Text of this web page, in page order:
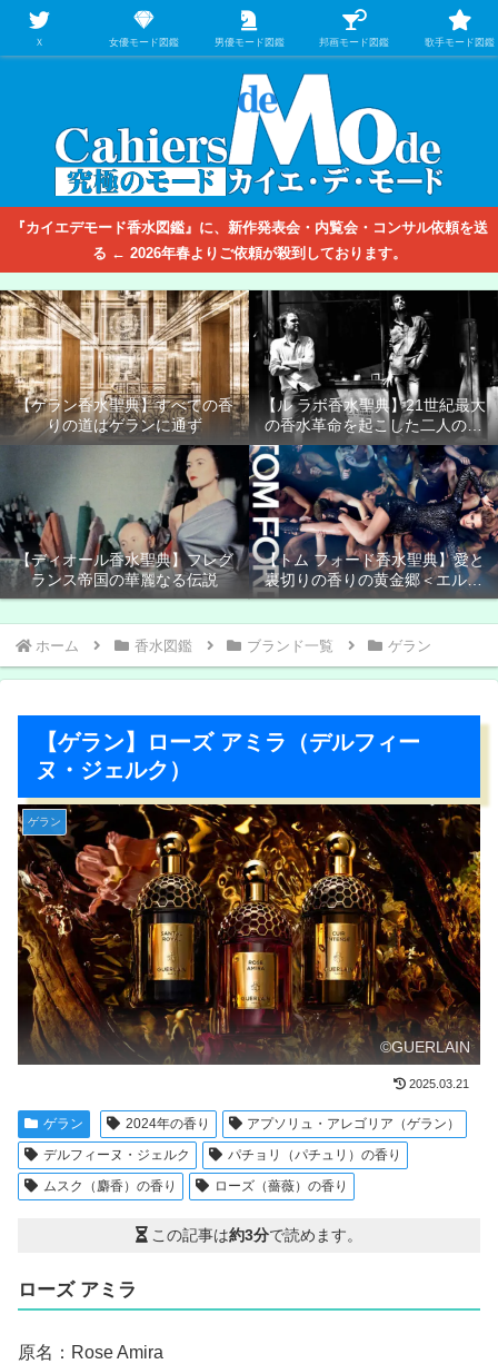
【映画/音楽の中のファッション＆香水】を徹底的に分析するファッション＆ア
パレル業界人のための学習サイト
『カイエデモード香水図鑑』に、新作発表会・内覧会・コンサル依頼を送
る ← 2026年春よりご依頼が殺到しております。
【ゲラン香水聖典】すべての香
りの道はゲランに通ず
【ル ラボ香水聖典】21世紀最大
の香水革命を起こした二人の男
たち
【ディオール香水聖典】フレグ
ランス帝国の華麗なる伝説
【トム フォード香水聖典】愛と
裏切りの香りの黄金郷＜エルド
ラド＞
ホーム 香水図鑑 ブランド一覧 ゲラン
【ゲラン】ローズ アミラ（デルフィー
ヌ・ジェルク）
ゲラン
©GUERLAIN
2025.03.21
ゲラン 2024年の香り
アプソリュ・アレゴリア（ゲラン）
デルフィーヌ・ジェルク
パチョリ（パチュリ）の香り
ムスク（麝香）の香り
ローズ（薔薇）の香り
この記事は約3分で読めます。
ローズ アミラ
原名：Rose Amira
Ｘ 女優モード図鑑 男優モード図鑑 邦画モード図鑑 歌手モード図鑑